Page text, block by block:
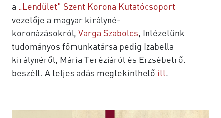
a „Lendület" Szent Korona Kutatócsoport
vezetője a magyar királyné-
koronázásokról, Varga Szabolcs, Intézetünk
tudományos főmunkatársa pedig Izabella
királynéről, Mária Teréziáról és Erzsébetről
beszélt. A teljes adás megtekinthető itt.